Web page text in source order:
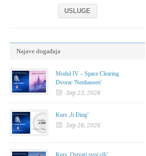
USLUGE
Najave događaja
Modul IV – Space Clearing
Dvorac 'Neuhausen'
Sep 23, 2026
Kurs ,Ji Đing’
Sep 26, 2026
Kurs ,Ostvari svoj cilj’